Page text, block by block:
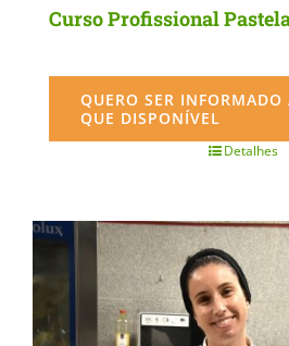
Curso Profissional
QUERO SER INFORMADO
QUE DISPONÍVEL
Detalhes